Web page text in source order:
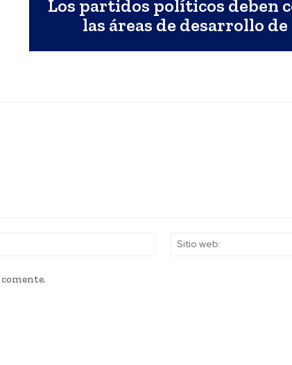
Los partidos políticos deben
las áreas de desarrollo
Correo